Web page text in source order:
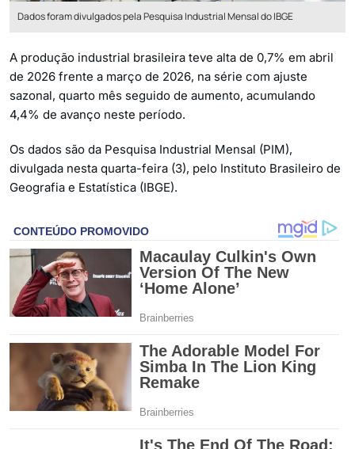
Dados foram divulgados pela Pesquisa Industrial Mensal do IBGE
A produção industrial brasileira teve alta de 0,7% em abril
de 2026 frente a março de 2026, na série com ajuste
sazonal, quarto mês seguido de aumento, acumulando
4,4% de avanço neste período.
Os dados são da Pesquisa Industrial Mensal (PIM),
divulgada nesta quarta-feira (3), pelo Instituto Brasileiro de
Geografia e Estatística (IBGE).